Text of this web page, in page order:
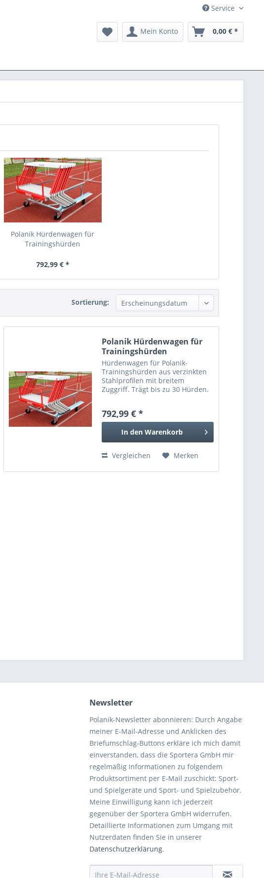
Service
Mein Konto 0,00 € *
Polanik Hürdenwagen für
Trainingshürden
792,99 € *
Sortierung:
Polanik Hürdenwagen für
Trainingshürden
Hürdenwagen für Polanik-
Trainingshürden aus verzinkten
Stahlprofilen mit breitem
Zuggriff. Trägt bis zu 30 Hürden.
792,99 € *
In den Warenkorb
Vergleichen Merken
Newsletter
Polanik-Newsletter abonnieren: Durch Angabe
meiner E-Mail-Adresse und Anklicken des
Briefumschlag-Buttons erkläre ich mich damit
einverstanden, dass die Sportera GmbH mir
regelmäßig Informationen zu folgendem
Produktsortiment per E-Mail zuschickt: Sport-
und Spielgeräte und Sport- und Spielzubehör.
Meine Einwilligung kann ich jederzeit
gegenüber der Sportera GmbH widerrufen.
Detaillierte Informationen zum Umgang mit
Nutzerdaten finden Sie in unserer
Datenschutzerklärung.